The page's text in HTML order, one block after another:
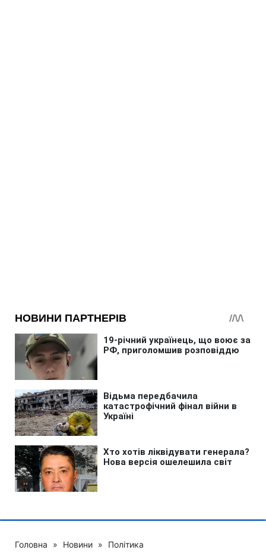
Головна » Новини » Політика